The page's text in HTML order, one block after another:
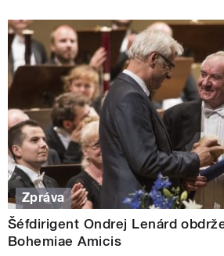
Zpráva
Šéfdirigent Ondrej Lenárd
Bohemiae Amicis